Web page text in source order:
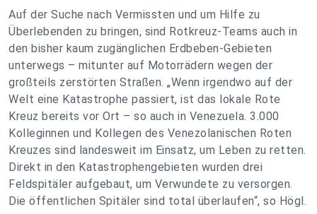
Auf der Suche nach Vermissten und um Hilfe zu
Überlebenden zu bringen, sind Rotkreuz-Teams auch in
den bisher kaum zugänglichen Erdbeben-Gebieten
unterwegs – mitunter auf Motorrädern wegen der
großteils zerstörten Straßen. „Wenn irgendwo auf der
Welt eine Katastrophe passiert, ist das lokale Rote
Kreuz bereits vor Ort – so auch in Venezuela. 3.000
Kolleginnen und Kollegen des Venezolanischen Roten
Kreuzes sind landesweit im Einsatz, um Leben zu retten.
Direkt in den Katastrophengebieten wurden drei
Feldspitäler aufgebaut, um Verwundete zu versorgen.
Die öffentlichen Spitäler sind total überlaufen“, so Högl.